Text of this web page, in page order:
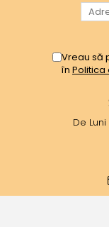
Vreau să
în Politica
De